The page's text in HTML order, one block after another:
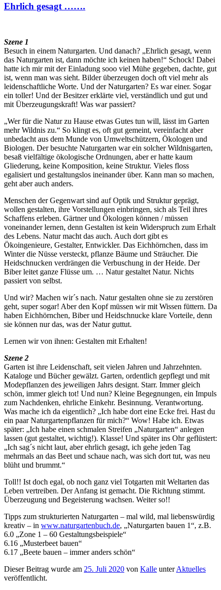
Ehrlich gesagt …….
Szene 1
Besuch in einem Naturgarten. Und danach? „Ehrlich gesagt, wenn
das Naturgarten ist, dann möchte ich keinen haben!“ Schock! Dabei
hatte ich mir mit der Einladung sooo viel Mühe gegeben, dachte, gut
ist, wenn man was sieht. Bilder überzeugen doch oft viel mehr als
leidenschaftliche Worte. Und der Naturgarten? Es war einer. Sogar
ein toller! Und der Besitzer erklärte viel, verständlich und gut und
mit Überzeugungskraft! Was war passiert?
„Wer für die Natur zu Hause etwas Gutes tun will, lässt im Garten
mehr Wildnis zu.“ So klingt es, oft gut gemeint, vereinfacht aber
unbedacht aus dem Munde von Umweltschützern, Ökologen und
Biologen. Der besuchte Naturgarten war ein solcher Wildnisgarten,
besaß vielfältige ökologische Ordnungen, aber er hatte kaum
Gliederung, keine Komposition, keine Struktur. Vieles floss
egalisiert und gestaltungslos ineinander über. Kann man so machen,
geht aber auch anders.
Menschen der Gegenwart sind auf Optik und Struktur geprägt,
wollen gestalten, ihre Vorstellungen einbringen, sich als Teil ihres
Schaffens erleben. Gärtner und Ökologen können / müssen
voneinander lernen, denn Gestalten ist kein Widerspruch zum Erhalt
des Lebens. Natur macht das auch. Auch dort gibt es
Ökoingenieure, Gestalter, Entwickler. Das Eichhörnchen, dass im
Winter die Nüsse versteckt, pflanze Bäume und Sträucher. Die
Heidschnucken verdrängen die Verbuschung in der Heide. Der
Biber leitet ganze Flüsse um. … Natur gestaltet Natur. Nichts
passiert von selbst.
Und wir? Machen wir´s nach. Natur gestalten ohne sie zu zerstören
geht, super sogar! Aber den Kopf müssen wir mit Wissen füttern. Da
haben Eichhörnchen, Biber und Heidschnucke klare Vorteile, denn
sie können nur das, was der Natur guttut.
Lernen wir von ihnen: Gestalten mit Erhalten!
Szene 2
Garten ist ihre Leidenschaft, seit vielen Jahren und Jahrzehnten.
Kataloge und Bücher gewälzt. Garten, ordentlich gepflegt und mit
Modepflanzen des jeweiligen Jahrs designt. Starr. Immer gleich
schön, immer gleich tot! Und nun? Kleine Begegnungen, ein Impuls
zum Nachdenken, ehrliche Einkehr. Besinnung. Verantwortung.
Was mache ich da eigentlich? „Ich habe dort eine Ecke frei. Hast du
ein paar Naturgartenpflanzen für mich?“ Wow! Habe ich. Etwas
später: „Ich habe einen schmalen Streifen „Naturgarten“ anlegen
lassen (gut gestaltet, wichtig!). Klasse! Und später ins Ohr geflüstert:
„Ich sag´s nicht laut, aber ehrlich gesagt, ich gehe jeden Tag
mehrmals an das Beet und schaue nach, was sich dort tut, was neu
blüht und brummt.“
Toll!! Ist doch egal, ob noch ganz viel Totgarten mit Weltarten das
Leben vertreiben. Der Anfang ist gemacht. Die Richtung stimmt.
Überzeugung und Begeisterung wachsen. Weiter so!!
Tipps zum strukturierten Naturgarten – mal wild, mal liebenswürdig
kreativ – in www.naturgartenbuch.de, „Naturgarten bauen 1“, z.B.
6.0 „Zone 1 – 60 Gestaltungsbeispiele“
6.16 „Musterbeet bauen“
6.17 „Beete bauen – immer anders schön“
Dieser Beitrag wurde am 25. Juli 2020 von Kalle unterAktuelles
veröffentlicht.